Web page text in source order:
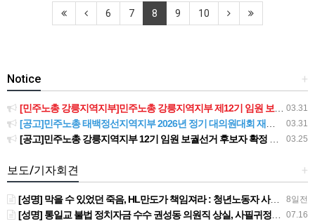
6 7 8 9 10
+
Notice
03.31
[민주노총 강릉지역지부]민주노총 강릉지역지부 제12기 임원 보궐선거결과 공고
03.31
[공고]민주노총 태백정선지역지부 2026년 정기 대의원대회 재소집 건
03.25
[공고]민주노총 강릉지역지부 12기 임원 보궐선거 후보자 확정 공고
+
보도/기자회견
8일전
[성명] 막을 수 있었던 죽음, HL만도가 책임져라 : 청년노동자 사망사고의 철저한 진상규명과 재발방지 대책 마련하라
07.16
[성명] 통일교 불법 정치자금 수수 권성동 의원직 상실, 사필귀정이다